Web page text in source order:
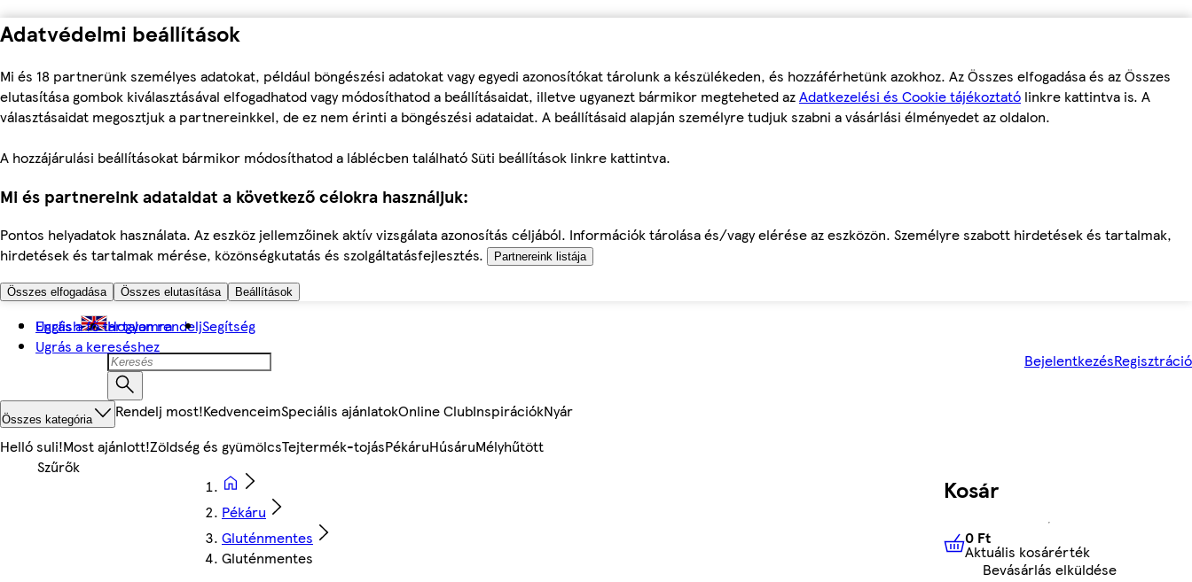
Adatvédelmi beállítások
Mi és 18 partnerünk személyes adatokat, például böngészési adatokat vagy egyedi azonosítókat tárolunk a készülékeden, és hozzáférhetünk azokhoz. Az Összes elfogadása és az Összes
elutasítása gombok kiválasztásával elfogadhatod vagy módosíthatod a beállításaidat, illetve ugyanezt bármikor megteheted azAdatkezelési és Cookie tájékoztató linkre kattintva is. A
választásaidat megosztjuk a partnereinkkel, de ez nem érinti a böngészési adataidat. A beállításaid alapján személyre tudjuk szabni a vásárlási élményedet az oldalon.
A hozzájárulási beállításokat bármikor módosíthatod a láblécben található Süti beállítások linkre kattintva.
Mi és partnereink adataidat a következő célokra használjuk:
Pontos helyadatok használata. Az eszköz jellemzőinek aktív vizsgálata azonosítás céljából. Információk tárolása és/vagy elérése az eszközön. Személyre szabott hirdetések és tartalmak,
hirdetések és tartalmak mérése, közönségkutatás és szolgáltatásfejlesztés.
Partnereink listája
Összes elfogadása Összes elutasítása Beállítások
Ugrás a fő tartalomra
Ugrás a kereséshez
English Hogyan rendeljSegítség
BejelentkezésRegisztráció
Összes kategória Rendelj most!KedvenceimSpeciális ajánlatokOnline ClubInspirációkNyár
Helló suli!Most ajánlott!Zöldség és gyümölcsTejtermék-tojásPékáruHúsáruMélyhűtött
Pékáru
Gluténmentes
Gluténmentes
Kosár
0 FtAktuális kosárérték
0 Ft
Aktuális kosárérték
Bevásárlás elküldése